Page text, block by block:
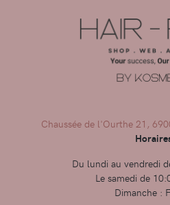
Chaussée de l'Ourthe 21,
Du lundi au vendredi
Le samedi de
Dimanche :